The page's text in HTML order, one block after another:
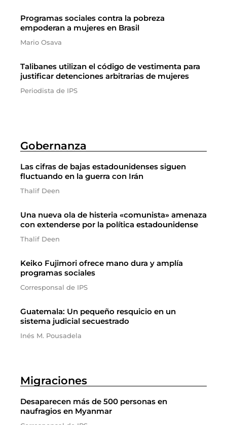
Programas sociales contra la pobreza
empoderan a mujeres en Brasil
Mario Osava
Talibanes utilizan el código de vestimenta para
justificar detenciones arbitrarias de mujeres
Periodista de IPS
Gobernanza
Las cifras de bajas estadounidenses siguen
fluctuando en la guerra con Irán
Thalif Deen
Una nueva ola de histeria «comunista» amenaza
con extenderse por la política estadounidense
Thalif Deen
Keiko Fujimori ofrece mano dura y amplía
programas sociales
Corresponsal de IPS
Guatemala: Un pequeño resquicio en un
sistema judicial secuestrado
Inés M. Pousadela
Migraciones
Desaparecen más de 500 personas en
naufragios en Myanmar